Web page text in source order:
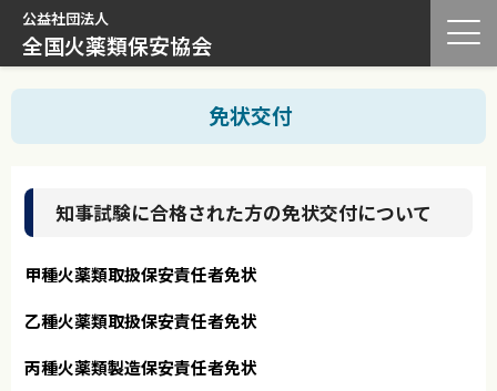
公益社団法人
全国火薬類保安協会
免状交付
知事試験に合格された方の免状交付について
甲種火薬類取扱保安責任者免状
乙種火薬類取扱保安責任者免状
丙種火薬類製造保安責任者免状